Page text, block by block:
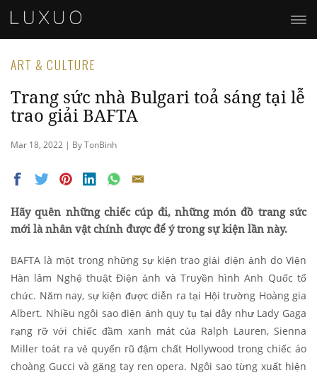
ART & CULTURE
Trang sức nhà Bulgari toả sáng tại lễ
trao giải BAFTA
Mar 18, 2022 | By TonBinh
Hãy quên những chiếc cúp đi, những món đồ trang sức
mới là nhân vật chính được để ý trong sự kiện lần này.
BAFTA là một trong những sự kiện trao giải điện ảnh do Viện
Hàn lâm Nghệ thuật Điện ảnh và Truyền hình Anh Quốc tổ
chức. Năm nay, sự kiện được diễn ra tại Hội trường Hoàng gia
Albert. Nhiều ngôi sao điện ảnh quy tụ tại đây như Lady Gaga
rạng rỡ với chiếc đầm xanh mát của Ralph Lauren, Sienna
Miller toát ra vẻ quyến rũ đậm chất Hollywood trong chiếc áo
choàng Gucci và găng tay ren opera. Ngôi sao từng xuất hiện